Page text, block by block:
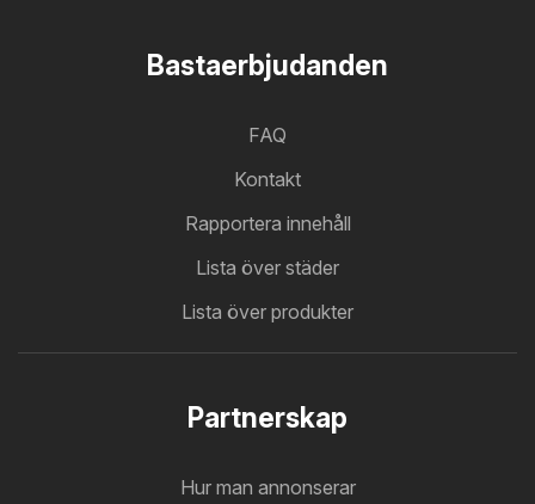
Bastaerbjudanden
FAQ
Kontakt
Rapportera innehåll
Lista över städer
Lista över produkter
Partnerskap
Hur man annonserar